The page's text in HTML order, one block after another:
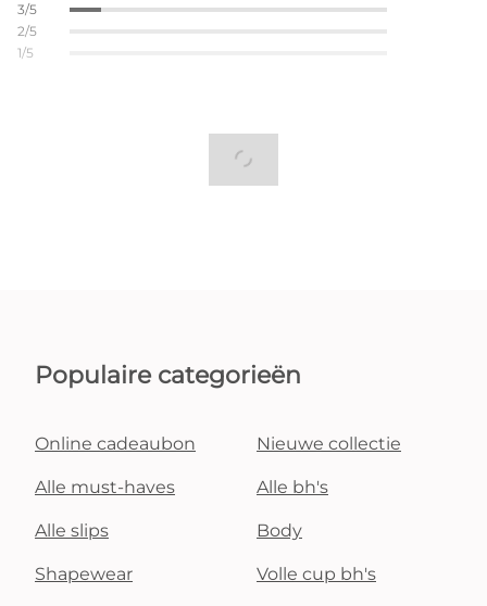
3/5
2/5
1/5
Populaire categorieën
Online cadeaubon Nieuwe collectie
Alle must-haves Alle bh's
Alle slips Body
Shapewear Volle cup bh's